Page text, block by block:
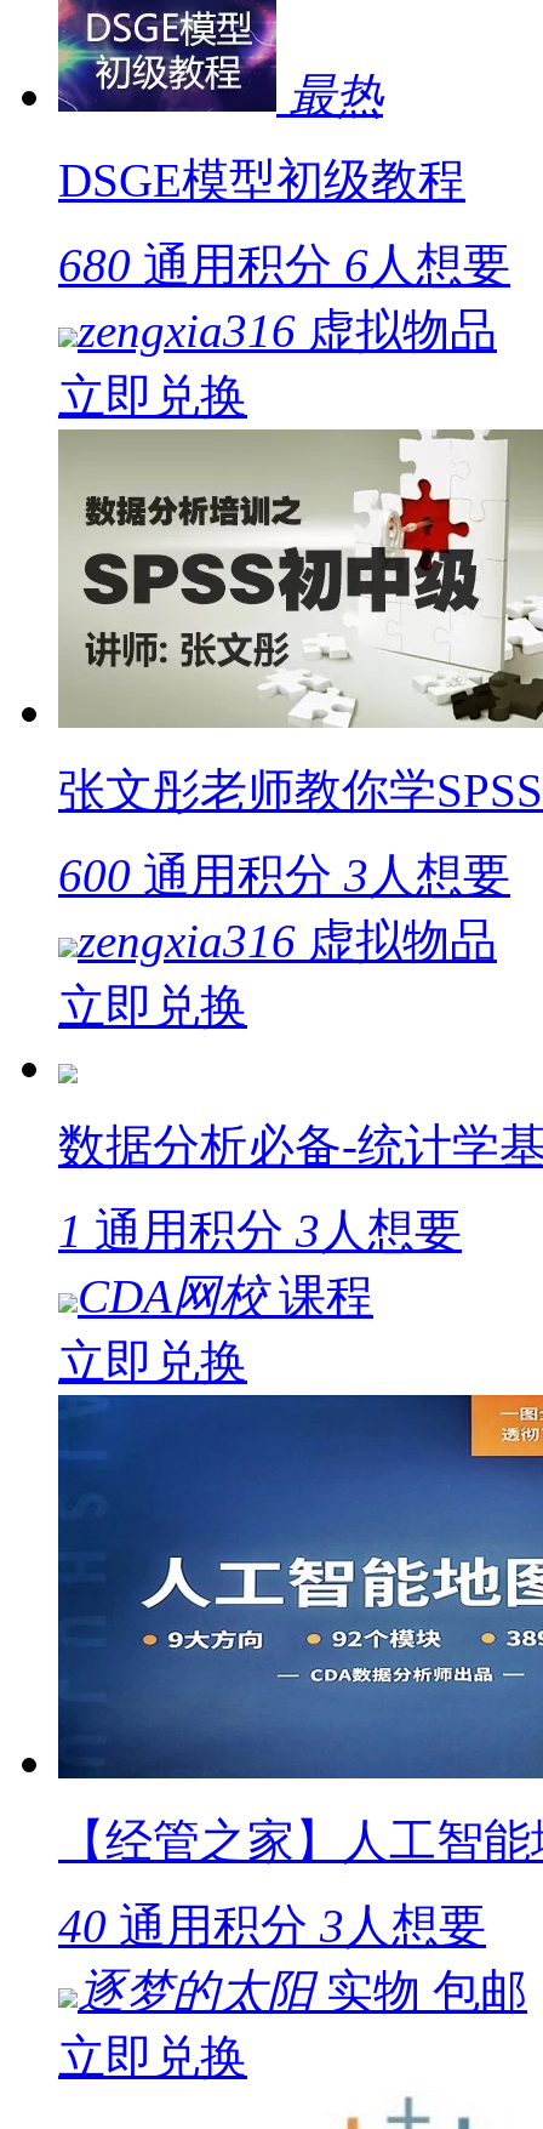
最热
DSGE模型初级教程
680 通用积分 6人想要
zengxia316 虚拟物品
立即兑换
张文彤老师教你学
600 通用积分 3人想要
zengxia316 虚拟物品
立即兑换
数据分析必备-统计学
1 通用积分 3人想要
CDA网校 课程
立即兑换
【经管之家】人工智
40 通用积分 3人想要
逐梦的太阳 实物 包邮
立即兑换